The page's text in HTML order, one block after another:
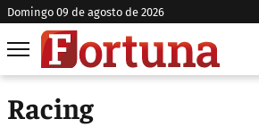
domingo 09 de agosto de 2026
Racing